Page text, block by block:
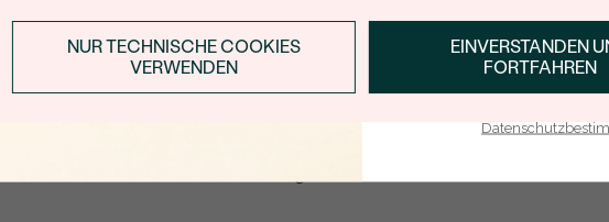
EINVERSTANDEN
FORTFAHREN
NUR TECHNISCHE COOKIES
VERWENDEN
MIR EINE NACHRICHT SENDEN, WENN
Mit meinem Klicken bestätige ich, dass ich die
ANMELDEN &
E-Mail-Adresse je bei uns in